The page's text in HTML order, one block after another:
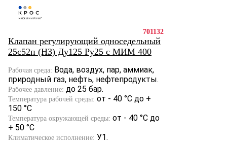
701132
Клапан регулирующий односедельный
25с52п (НЗ) Ду125 Ру25 с МИМ 400
Рабочая среда: Вода, воздух, пар, аммиак,
природный газ, нефть, нефтепродукты.
Рабочее давление: до 25 бар.
Температура рабочей среды: от - 40 °С до +
150 °С
Температура окружающей среды: от - 40 °С до
+ 50 °С
Климатическое исполнение: У1.